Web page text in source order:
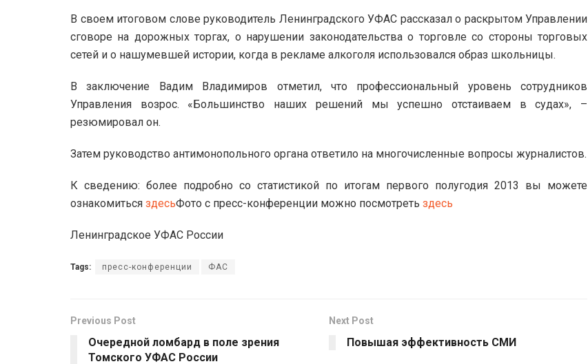
В своем итоговом слове руководитель Ленинградского УФАС рассказал о раскрытом Управлении
сговоре на дорожных торгах, о нарушении законодательства о торговле со стороны торговых
сетей и о нашумевшей истории, когда в рекламе алкоголя использовался образ школьницы.
В заключение Вадим Владимиров отметил, что профессиональный уровень сотрудников
Управления возрос. «Большинство наших решений мы успешно отстаиваем в судах», –
резюмировал он.
Затем руководство антимонопольного органа ответило на многочисленные вопросы журналистов.
К сведению: более подробно со статистикой по итогам первого полугодия 2013 вы можете
ознакомиться здесьФото с пресс-конференции можно посмотреть здесь
Ленинградское УФАС России
Tags: пресс-конференции ФАС
Previous Post
Очередной ломбард в поле зрения
Томского УФАС России
Next Post
Повышая эффективность СМИ